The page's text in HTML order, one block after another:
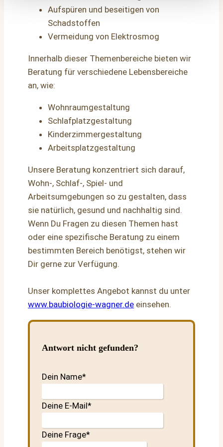
Aufspüren und beseitigen von
Schadstoffen
Vermeidung von Elektrosmog
Innerhalb dieser Themenbereiche bieten wir
Beratung für verschiedene Lebensbereiche
an, wie:
Wohnraumgestaltung
Schlafplatzgestaltung
Kinderzimmergestaltung
Arbeitsplatzgestaltung
Unsere Beratung konzentriert sich darauf,
Wohn-, Schlaf-, Spiel- und
Arbeitsumgebungen so zu gestalten, dass
sie natürlich, gesund und nachhaltig sind.
Wenn Du Fragen zu diesen Themen hast
oder eine spezifische Beratung zu einem
bestimmten Bereich benötigst, stehen wir
Dir gerne zur Verfügung.
Unser komplettes Angebot kannst du unter
www.baubiologie-wagner.de einsehen.
Antwort nicht gefunden?
Dein Name*
Deine E-Mail*
Deine Frage*